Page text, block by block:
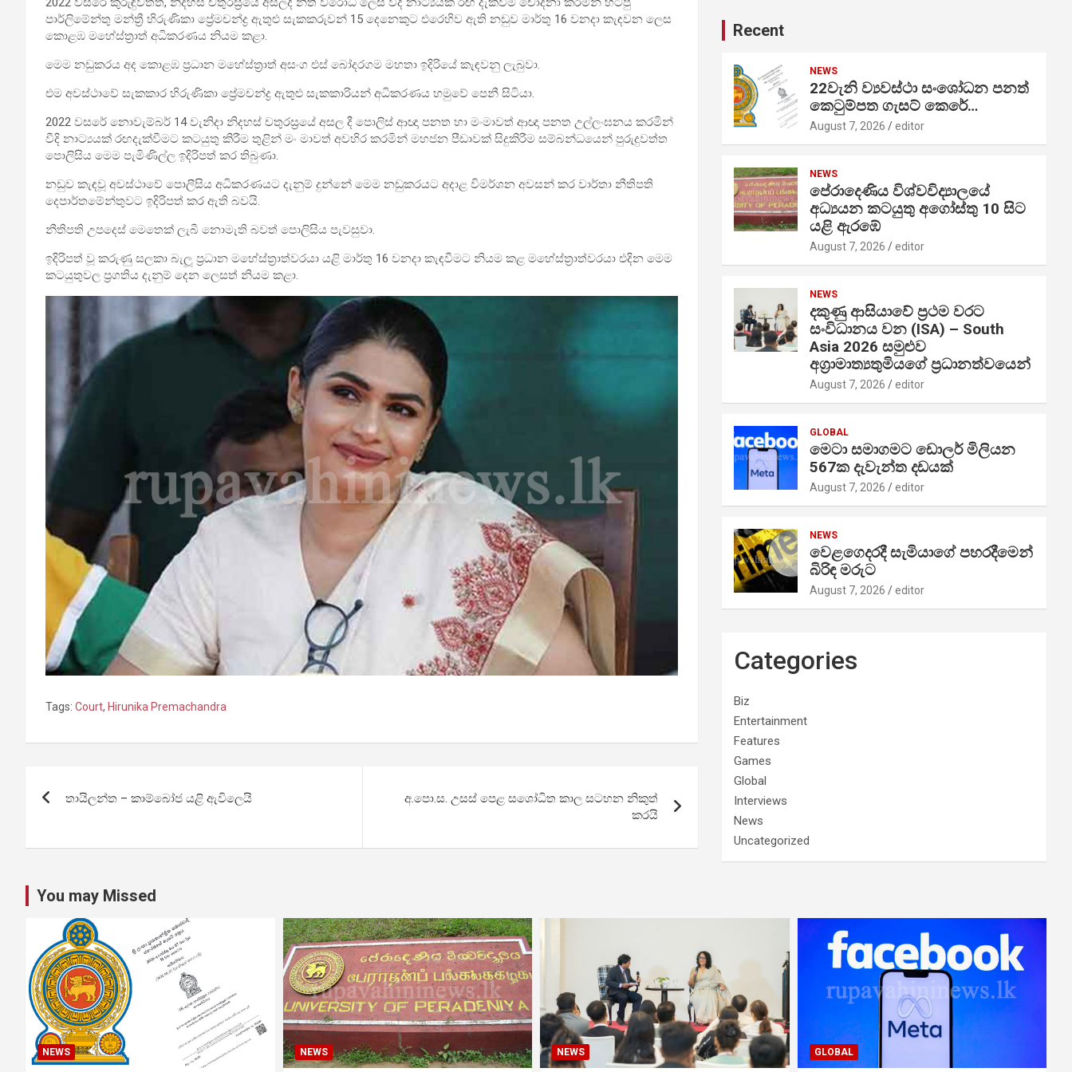
පාර්ලිමේන්තු මන්ත්‍රී හිරුණිකා ප්‍රේමචන්ද්‍ර ඇතුළු සැකකරුවන් 15 දෙනෙකුට එරෙහිව ඇති නඩුව මාර්තු 16 වනදා කැඳවන ලෙස
කොළඹ මහේස්ත්‍රාත් අධිකරණය නියම කළා.
මෙම නඩුකරය අද කොළඹ ප්‍රධාන මහේස්ත්‍රාත් අසංග එස් බෝදරගම මහතා ඉදිරියේ කැඳවනු ලැබුවා.
එම අවස්ථාවේ සැකකාර හිරුණිකා ප්‍රේමචන්ද්‍ර ඇතුළු සැකකාරියන් අධිකරණය හමුවේ පෙනී සිටියා.
2022 වසරේ නොවැම්බර් 14 වැනිදා නිදහස් චතුරස්‍රයේ අසල දී පොලිස් ආඥා පනත හා මංමාවත් ආඥා පනත උල්ලංඝනය කරමින්
වීදි නාට්‍යයක් රඟදැක්වීමට කටයුතු කිරීම තුළින් මං මාවත් අවහිර කරමින් මහජන පීඩාවක් සිදුකිරීම සම්බන්ධයෙන් පුරුදුවත්ත
පොලිසිය මෙම පැමිණිල්ල ඉදිරිපත් කර තිබුණා.
නඩුව කැඳවූ අවස්ථාවේ පොලීසිය අධිකරණයට දැනුම් දුන්නේ මෙම නඩුකරයට අදාළ විමර්ශන අවසන් කර වාර්තා නීතිපති
දෙපාර්තමේන්තුවට ඉදිරිපත් කර ඇති බවයි.
නීතිපති උපදෙස් මෙතෙක් ලැබී නොමැති බවත් පොලිසිය පැවසුවා.
ඉදිරිපත් වූ කරුණු සලකා බැලූ ප්‍රධාන මහේස්ත්‍රාත්වරයා යළි මාර්තු 16 වනදා කැඳවීමට නියම කළ මහේස්ත්‍රාත්වරයා එදින මෙම
කටයුතුවල ප්‍රගතිය දැනුම් දෙන ලෙසත් නියම කළා.
Tags: Court, Hirunika Premachandra
navigation
තායිලන්ත – කාම්බෝජ යළි ඇවිලෙයි
අ.පො.ස. උසස් පෙළ සශෝධිත කාල සටහන නිකුත්
කරයි
Recent
NEWS
22වැනි ව්‍යවස්ථා සංශෝධන පනත්
කෙටුම්පත ගැසට් කෙරේ…
August 7, 2026 editor
NEWS
පේරාදෙණිය විශ්වවිද්‍යාලයේ
අධ්‍යයන කටයුතු අගෝස්තු 10 සිට
යළි ඇරඹේ
August 7, 2026 editor
NEWS
දකුණු ආසියාවේ ප්‍රථම වරට
සංවිධානය වන (ISA) – South
Asia 2026 සමුළුව
අග්‍රාමාත්‍යතුමියගේ ප්‍රධානත්වයෙන්
August 7, 2026 editor
GLOBAL
මෙටා සමාගමට ඩොලර් මිලියන
567ක දැවැන්ත දඩයක්
August 7, 2026 editor
NEWS
වෙළගෙදරදී සැමියාගේ පහරදීමෙන්
බිරිඳ මරුට
August 7, 2026 editor
Categories
Biz
Entertainment
Features
Games
Global
Interviews
News
Uncategorized
You may Missed
NEWS NEWS NEWS GLOBAL